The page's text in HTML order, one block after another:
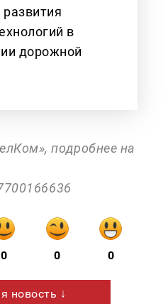
в
дорожной
подробнее на
0 0 0
новость ↓